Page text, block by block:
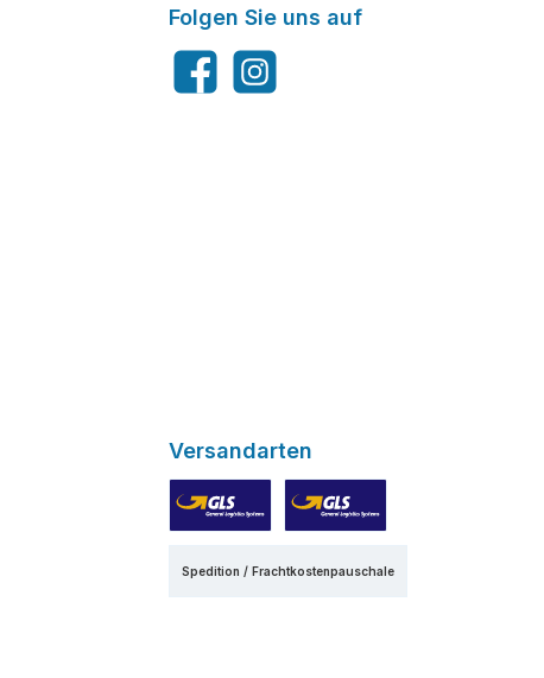
Versandarten
Spedition / Frachtkostenpauschale
Folgen Sie uns auf
FacebookInstagram